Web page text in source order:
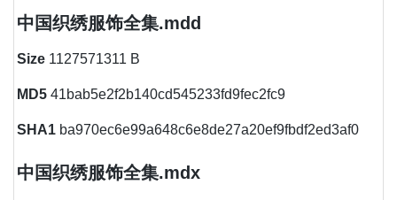
中国织绣服饰全集.mdd
Size 1127571311 B
MD5 41bab5e2f2b140cd545233fd9fec2fc9
SHA1 ba970ec6e99a648c6e8de27a20ef9fbdf2ed3af0
中国织绣服饰全集.mdx